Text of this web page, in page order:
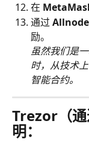
在
通过
励。
虽然我们是
时，从技术
智能合约。
Trezor（
明：